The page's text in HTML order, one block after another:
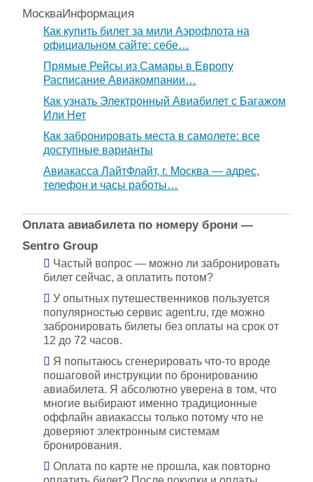
МоскваИнформация
Как купить билет за мили Аэрофлота на
официальном сайте: себе…
Прямые Рейсы из Самары в Европу
Расписание Авиакомпании…
Как узнать Электронный Авиабилет с Багажом
Или Нет
Как забронировать места в самолете: все
доступные варианты
Авиакасса ЛайтФлайт, г. Москва — адрес,
телефон и часы работы…
Оплата авиабилета по номеру брони —
Sentro Group
Частый вопрос — можно ли забронировать
билет сейчас, а оплатить потом?
У опытных путешественников пользуется
популярностью сервис agent.ru, где можно
забронировать билеты без оплаты на срок от
12 до 72 часов.
Я попытаюсь сгенерировать что-то вроде
пошаговой инструкции по бронированию
авиабилета. Я абсолютно уверена в том, что
многие выбирают именно традиционные
оффлайн авиакассы только потому что не
доверяют электронным системам
бронирования.
Оплата по карте не прошла, как повторно